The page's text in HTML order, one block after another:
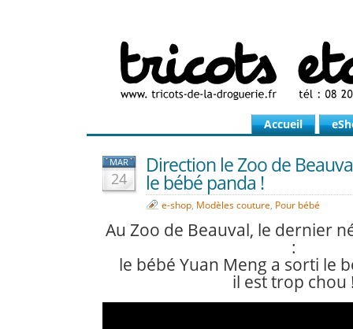
Accueil
MAR
24
Direction le Zoo de
le bébé panda !
e-shop, Modèles couture, Pour bébé
Au Zoo de Beauval, le dernier
:
le bébé Yuan Meng a sorti le
il est trop chou